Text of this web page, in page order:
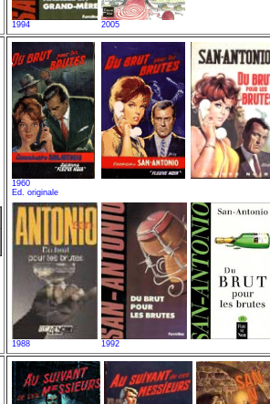
1994 2005
1960
Ed. originale
1988 1992